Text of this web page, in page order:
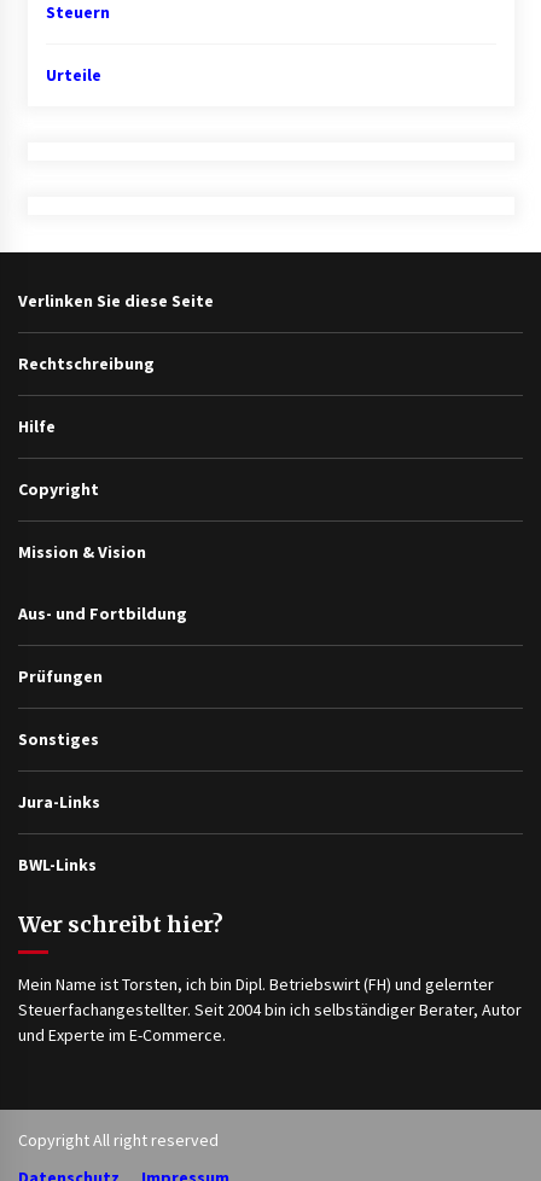
Steuern
Urteile
Verlinken Sie diese Seite
Rechtschreibung
Hilfe
Copyright
Mission & Vision
Aus- und Fortbildung
Prüfungen
Sonstiges
Jura-Links
BWL-Links
Wer schreibt hier?
Mein Name ist Torsten, ich bin Dipl. Betriebswirt (FH) und gelernter
Steuerfachangestellter. Seit 2004 bin ich selbständiger Berater, Autor
und Experte im E-Commerce.
Copyright All right reserved